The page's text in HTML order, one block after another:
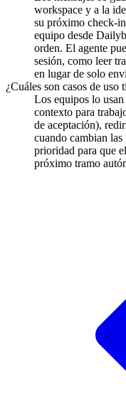
workspace y a la
su próximo check-
equipo desde
orden. El agente
sesión, como leer
en lugar de solo
¿Cuáles son casos de uso
Los equipos lo
contexto para
de aceptación),
cuando cambian
prioridad para que
próximo tramo